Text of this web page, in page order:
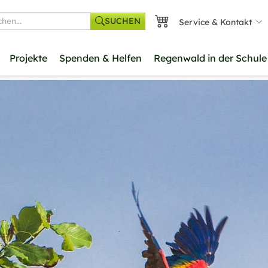
SUCHEN Service & Kontakt
Projekte Spenden & Helfen Regenwald in der Schule